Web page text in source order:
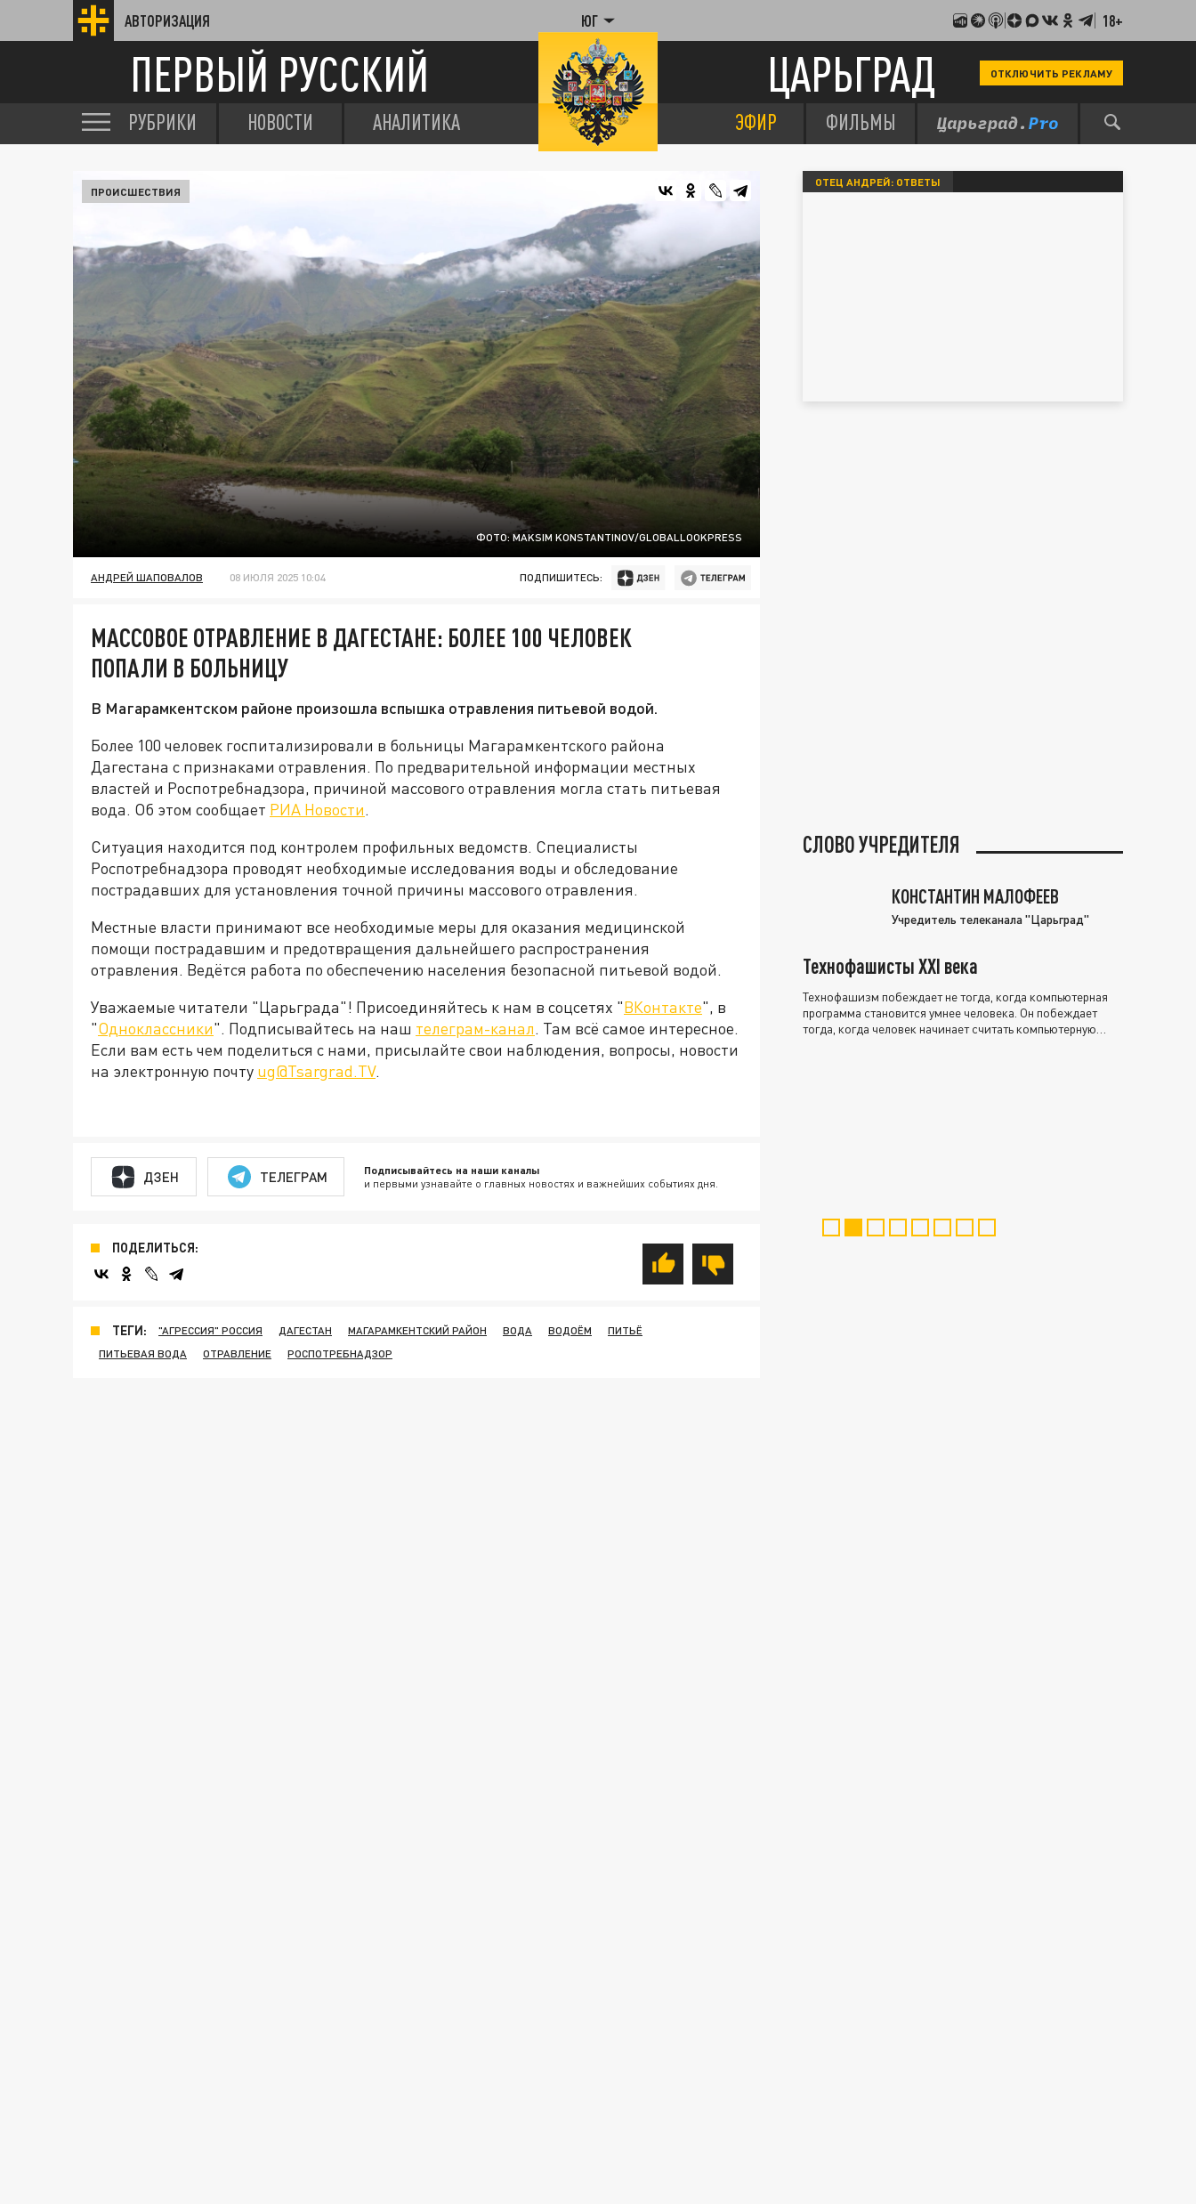
АВТОРИЗАЦИЯ ЮГ 18+
ПЕРВЫЙ РУССКИЙ ЦАРЬГРАД ОТКЛЮЧИТЬ РЕКЛАМУ
РУБРИКИ НОВОСТИ АНАЛИТИКА ЭФИР ФИЛЬМЫ
ФОТО: MAKSIM KONSTANTINOV/GLOBALLOOKPRESS
ПРОИСШЕСТВИЯ
АНДРЕЙ ШАПОВАЛОВ 08 ИЮЛЯ 2025 10:04 ПОДПИШИТЕСЬ:
МАССОВОЕ ОТРАВЛЕНИЕ В ДАГЕСТАНЕ: БОЛЕЕ 100 ЧЕЛОВЕК
ПОПАЛИ В БОЛЬНИЦУ
В Магарамкентском районе произошла вспышка отравления питьевой водой.
Более 100 человек госпитализировали в больницы Магарамкентского района
Дагестана с признаками отравления. По предварительной информации местных
властей и Роспотребнадзора, причиной массового отравления могла стать питьевая
вода. Об этом сообщает РИА Новости.
Ситуация находится под контролем профильных ведомств. Специалисты
Роспотребнадзора проводят необходимые исследования воды и обследование
пострадавших для установления точной причины массового отравления.
Местные власти принимают все необходимые меры для оказания медицинской
помощи пострадавшим и предотвращения дальнейшего распространения
отравления. Ведётся работа по обеспечению населения безопасной питьевой водой.
Уважаемые читатели "Царьграда"! Присоединяйтесь к нам в соцсетях "ВКонтакте", в
"Одноклассники". Подписывайтесь на наш телеграм-канал. Там всё самое интересное.
Если вам есть чем поделиться с нами, присылайте свои наблюдения, вопросы, новости
на электронную почту ug@Tsargrad.TV.
ДЗЕН ТЕЛЕГРАМ Подписывайтесь на наши каналы
и первыми узнавайте о главных новостях и важнейших событиях дня.
ПОДЕЛИТЬСЯ:
ТЕГИ: "АГРЕССИЯ" РОССИЯ ДАГЕСТАН МАГАРАМКЕНТСКИЙ РАЙОН ВОДА ВОДОЁМ
ПИТЬЁ
ПИТЬЕВАЯ ВОДА
ОТРАВЛЕНИЕ РОСПОТРЕБНАДЗОР
ОТЕЦ АНДРЕЙ: ОТВЕТЫ
СЛОВО УЧРЕДИТЕЛЯ
КОНСТАНТИН МАЛОФЕЕВ
Учредитель телеканала "Царьград"
Технофашисты XXI века
Технофашизм побеждает не тогда, когда компьютерная
программа становится умнее человека. Он побеждает
тогда, когда человек начинает считать компьютерную